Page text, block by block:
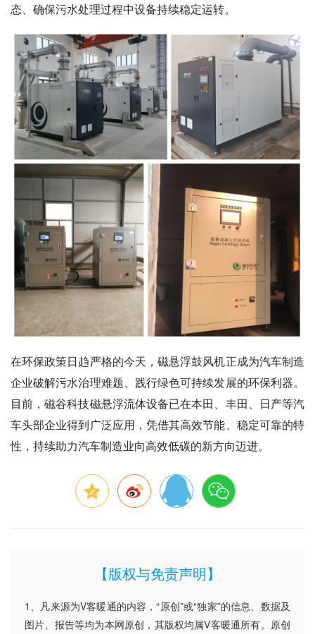
态、确保污水处理过程中设备持续稳定运转。
在环保政策日趋严格的今天，磁悬浮鼓风机正成为汽车制造
企业破解污水治理难题、践行绿色可持续发展的环保利器。
目前，磁谷科技磁悬浮流体设备已在本田、丰田、日产等汽
车头部企业得到广泛应用，凭借其高效节能、稳定可靠的特
性，持续助力汽车制造业向高效低碳的新方向迈进。
【版权与免责声明】
1、凡来源为V客暖通的内容，“原创”或“独家”的信息、数据及
图片、报告等均为本网原创，其版权均属V客暖通所有。原创